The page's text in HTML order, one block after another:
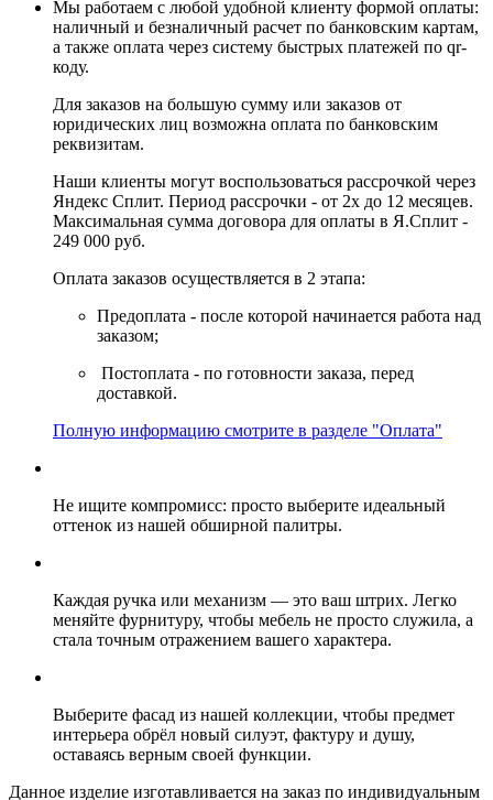
Мы работаем с любой удобной клиенту формой оплаты:
наличный и безналичный расчет по банковским картам,
а также оплата через систему быстрых платежей по qr-
коду.
Для заказов на большую сумму или заказов от
юридических лиц возможна оплата по банковским
реквизитам.
Наши клиенты могут воспользоваться рассрочкой через
Яндекс Сплит. Период рассрочки - от 2х до 12 месяцев.
Максимальная сумма договора для оплаты в Я.Сплит -
249 000 руб.
Оплата заказов осуществляется в 2 этапа:
Предоплата - после которой начинается работа над
заказом;
Постоплата - по готовности заказа, перед
доставкой.
Полную информацию смотрите в разделе "Оплата"
Не ищите компромисс: просто выберите идеальный
оттенок из нашей обширной палитры.
Каждая ручка или механизм — это ваш штрих. Легко
меняйте фурнитуру, чтобы мебель не просто служила, а
стала точным отражением вашего характера.
Выберите фасад из нашей коллекции, чтобы предмет
интерьера обрёл новый силуэт, фактуру и душу,
оставаясь верным своей функции.
Данное изделие изготавливается на заказ по индивидуальным